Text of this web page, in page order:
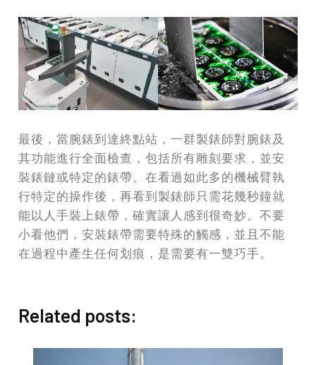
最後，當腕錶到達終點站，一群製錶師對腕錶及
其功能進行全面檢查，包括所有雕刻要求，並安
裝錶鏈或特定的錶帶。在看過如此多的機械臂執
行特定的操作後，再看到製錶師只需花幾秒鐘就
能以人手裝上錶帶，確實讓人感到很奇妙。不要
小看他們，安裝錶帶需要特殊的觸感，並且不能
在過程中產生任何划痕，是需要有一雙巧手。
Related posts: